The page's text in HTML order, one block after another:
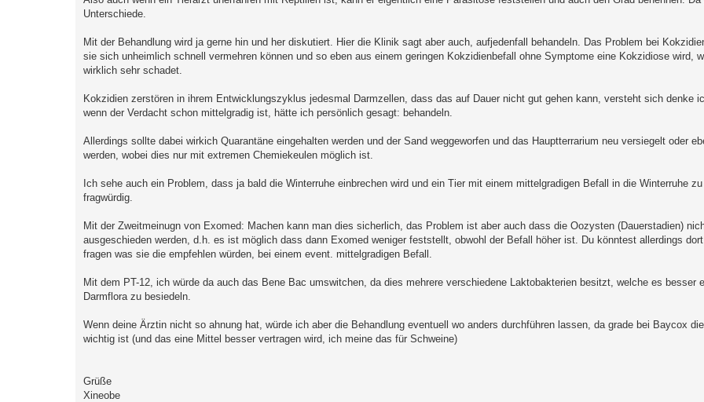
Unterschiede.
Mit der Behandlung wird ja gerne hin und her diskutiert. Hier die Klinik sagt aber auch, aufjedenfall behandeln. Das Problem bei
sie sich unheimlich schnell vermehren können und so eben aus einem geringen Kokzidienbefall ohne Symptome eine Kokzidiose wird,
wirklich sehr schadet.
Kokzidien zerstören in ihrem Entwicklungszyklus jedesmal Darmzellen, dass das auf Dauer nicht gut gehen kann, versteht sich denke
wenn der Verdacht schon mittelgradig ist, hätte ich persönlich gesagt: behandeln.
Allerdings sollte dabei wirkich Quarantäne eingehalten werden und der Sand weggeworfen und das Hauptterrarium neu versiegelt oder
werden, wobei dies nur mit extremen Chemiekeulen möglich ist.
Ich sehe auch ein Problem, dass ja bald die Winterruhe einbrechen wird und ein Tier mit einem mittelgradigen Befall in die Winterruhe
fragwürdig.
Mit der Zweitmeinugn von Exomed: Machen kann man dies sicherlich, das Problem ist aber auch dass die Oozysten (Dauerstadien)
ausgeschieden werden, d.h. es ist möglich dass dann Exomed weniger feststellt, obwohl der Befall höher ist. Du könntest allerdings
fragen was sie die empfehlen würden, bei einem event. mittelgradigen Befall.
Mit dem PT-12, ich würde da auch das Bene Bac umswitchen, da dies mehrere verschiedene Laktobakterien besitzt, welche es besser
Darmflora zu besiedeln.
Wenn deine Ärztin nicht so ahnung hat, würde ich aber die Behandlung eventuell wo anders durchführen lassen, da grade bei Baycox
wichtig ist (und das eine Mittel besser vertragen wird, ich meine das für Schweine)
Grüße
Xineobe